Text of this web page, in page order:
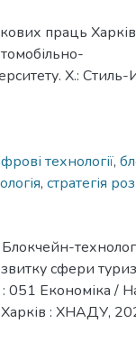
праць
Х.:
технології,
, стратегія
сфери
: 051 Економіка /
: ХНАДУ,